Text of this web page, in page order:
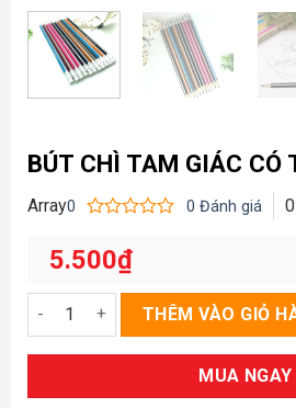
BÚT CHÌ TAM GIÁC CÓ
Array0
xếp
hạng
sao
0 Đánh giá 0
5.500₫
Bút chì tam giác có tẩy 2B - 064 số
THÊM VÀO GIỎ
MUA NGAY